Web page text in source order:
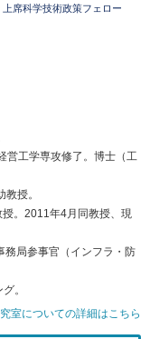
席科学技術政策フェロー
営工学専攻修了。博士（工
授。
。2011年4月同教授、現
務局参事官（インフラ・防
。
室についての詳細はこちら